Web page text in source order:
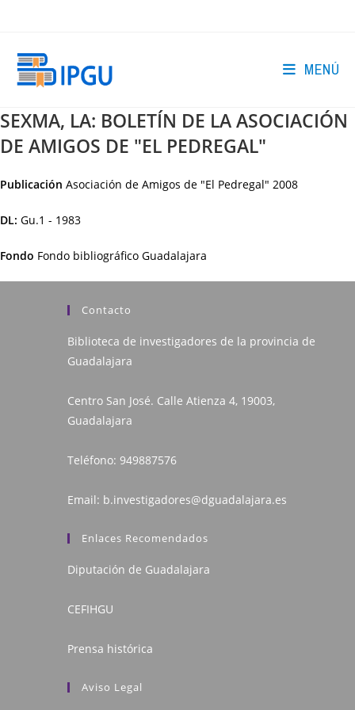
MENÚ
SEXMA, LA: BOLETÍN DE LA ASOCIACIÓN
DE AMIGOS DE "EL PEDREGAL"
Publicación Asociación de Amigos de "El Pedregal" 2008
DL: Gu.1 - 1983
Fondo Fondo bibliográfico Guadalajara
Contacto
Biblioteca de investigadores de la provincia de
Guadalajara
Centro San José. Calle Atienza 4, 19003,
Guadalajara
Teléfono: 949887576
Email: b.investigadores@dguadalajara.es
Enlaces Recomendados
Diputación de Guadalajara
CEFIHGU
Prensa histórica
Aviso Legal